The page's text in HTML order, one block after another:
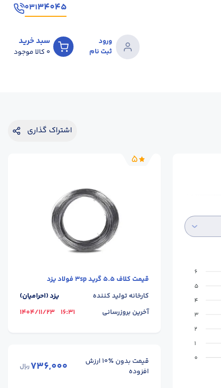
۳۴۰۴۵۰۳۱
ورود
ثبت نام
سبد خرید
0 کالا موجود
اشتراک گذاری
6
5
4
3
2
1
0
5
قیمت کلاف 5.5 گرید 3sp فولاد یزد
کارخانه تولید کننده
یزد (احرامیان)
آخرین بروزرسانی
16:31
1404/11/23
قیمت بدون ٪۱۰ ارزش
افزوده
736,000ریال